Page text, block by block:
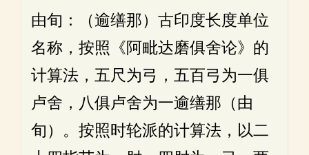
由旬：（逾缮那）古印度长度单位
名称，按照《阿毗达磨俱舍论》的
计算法，五尺为弓，五百弓为一俱
卢舍，八俱卢舍为一逾缮那（由
旬）。按照时轮派的计算法，以二